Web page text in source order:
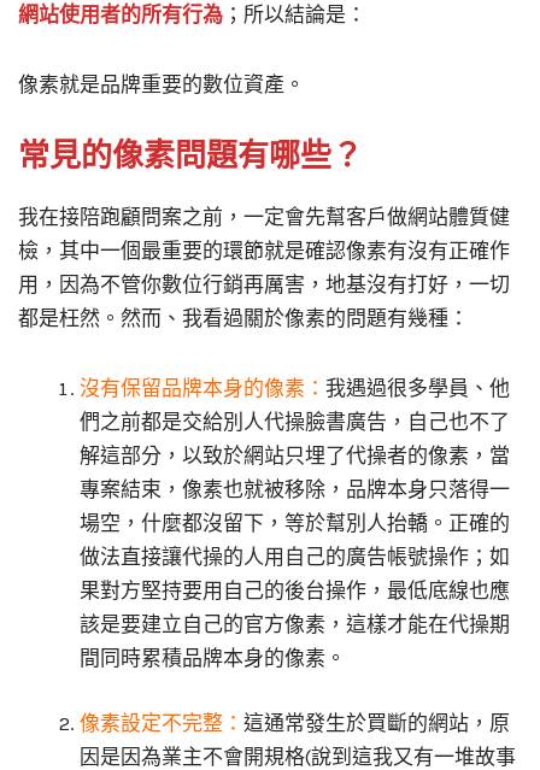
網站使用者的所有行為 ；所以結論是：
像素就是品牌重要的數位資產。
常見的像素問題有哪些？
我在接陪跑顧問案之前，一定會先幫客戶做網站體質健
檢，其中一個最重要的環節就是確認像素有沒有正確作
用，因為不管你數位行銷再厲害，地基沒有打好，一切
都是枉然。然而、我看過關於像素的問題有幾種：
沒有保留品牌本身的像素： 我遇過很多學員、他
們之前都是交給別人代操臉書廣告，自己也不了
解這部分，以致於網站只埋了代操者的像素，當
專案結束，像素也就被移除，品牌本身只落得一
場空，什麼都沒留下，等於幫別人抬轎。正確的
做法直接讓代操的人用自己的廣告帳號操作；如
果對方堅持要用自己的後台操作，最低底線也應
該是要建立自己的官方像素，這樣才能在代操期
間同時累積品牌本身的像素。
像素設定不完整： 這通常發生於買斷的網站，原
因是因為業主不會開規格(說到這我又有一堆故事